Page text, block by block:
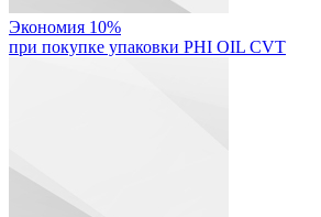
Экономия 10%
при покупке упаковки PHI OIL CVT